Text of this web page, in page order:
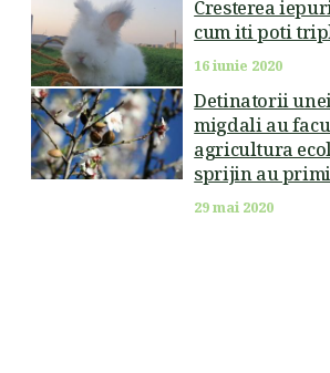
Cresterea
cum iti poti
16 iunie 2020
Detinatorii
migdali au
agricultura
sprijin au
29 mai 2020